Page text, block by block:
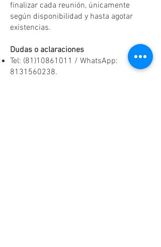
finalizar cada reunión, únicamente
según disponibilidad y hasta agotar
existencias.
Dudas o aclaraciones
Tel: (81)10861011 / WhatsApp:
8131560238.